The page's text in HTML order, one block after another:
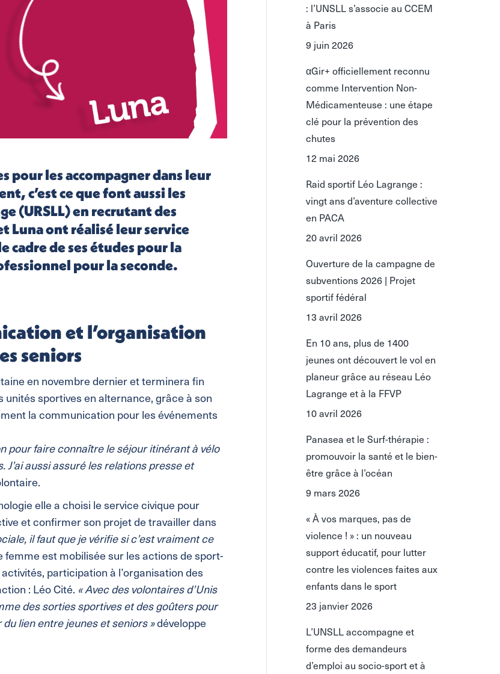
pour les accompagner dans leur
c’est ce que font aussi les
(URSLL) en recrutant des
Luna ont réalisé leur service
cadre de ses études pour la
pour la seconde.
et l’organisation
seniors
en novembre dernier et terminera fin
sportives en alternance, grâce à son
la communication pour les événements
pour faire connaître le séjour itinérant à vélo
aussi assuré les relations presse et
elle a choisi le service civique pour
et confirmer son projet de travailler dans
il faut que je vérifie si c’est vraiment ce
femme est mobilisée sur les actions de sport-
participation à l’organisation des
: Léo Cité. « Avec des volontaires d’Unis
des sorties sportives et des goûters pour
lien entre jeunes et seniors »développe
: l’UNSLL s’associe au CCEM
à Paris
9 juin 2026
αGir+ officiellement reconnu
comme Intervention Non-
Médicamenteuse : une étape
clé pour la prévention des
chutes
12 mai 2026
Raid sportif Léo Lagrange :
vingt ans d’aventure collective
en PACA
20 avril 2026
Ouverture de la campagne de
subventions 2026 | Projet
sportif fédéral
13 avril 2026
En 10 ans, plus de 1400
jeunes ont découvert le vol en
planeur grâce au réseau Léo
Lagrange et à la FFVP
10 avril 2026
Panasea et le Surf-thérapie :
promouvoir la santé et le bien-
être grâce à l’océan
9 mars 2026
« À vos marques, pas de
violence ! » : un nouveau
support éducatif, pour lutter
contre les violences faites aux
enfants dans le sport
23 janvier 2026
L’UNSLL accompagne et
forme des demandeurs
d’emploi au socio-sport et à